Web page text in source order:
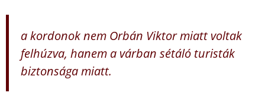
a kordonok nem Orbán Viktor miatt voltak
felhúzva, hanem a várban sétáló turisták
biztonsága miatt.